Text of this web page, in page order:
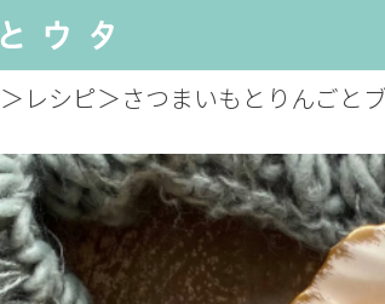
＞ レシピ＞さつまいもとりんごと